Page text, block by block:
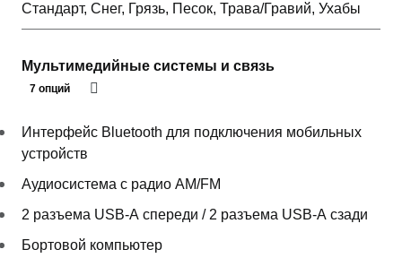
Стандарт, Снег, Грязь, Песок, Трава/Гравий, Ухабы
Мультимедийные системы и связь
7 опций
Интерфейс Bluetooth для подключения мобильных
устройств
Аудиосистема с радио AM/FM
2 разъема USB-А спереди / 2 разъема USB-А сзади
Бортовой компьютер